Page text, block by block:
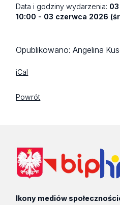
Data i godziny wydarzenia:
10:00 - 03 czerwca 2026
Opublikowano:Angelina
iCal
Powrót
Ikony mediów